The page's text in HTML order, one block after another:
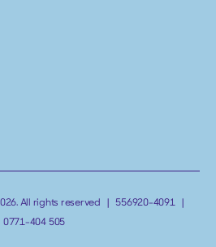
All rights reserved | 556920-4091 |
0771-404 505